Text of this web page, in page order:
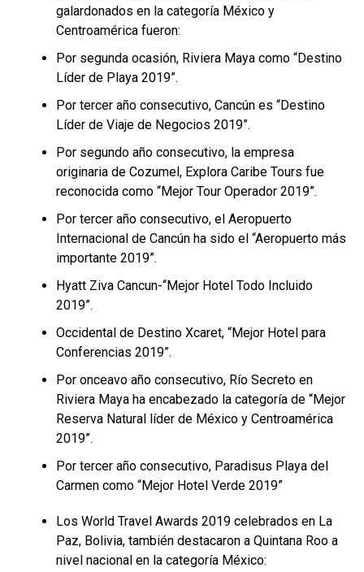
galardonados en la categoría México y
Centroamérica fueron:
Por segunda ocasión, Riviera Maya como “Destino
Líder de Playa 2019”.
Por tercer año consecutivo, Cancún es “Destino
Líder de Viaje de Negocios 2019”.
Por segundo año consecutivo, la empresa
originaria de Cozumel, Explora Caribe Tours fue
reconocida como “Mejor Tour Operador 2019”.
Por tercer año consecutivo, el Aeropuerto
Internacional de Cancún ha sido el “Aeropuerto más
importante 2019”.
Hyatt Ziva Cancun-“Mejor Hotel Todo Incluido
2019”.
Occidental de Destino Xcaret, “Mejor Hotel para
Conferencias 2019”.
Por onceavo año consecutivo, Río Secreto en
Riviera Maya ha encabezado la categoría de “Mejor
Reserva Natural líder de México y Centroamérica
2019”.
Por tercer año consecutivo, Paradisus Playa del
Carmen como “Mejor Hotel Verde 2019”
Los World Travel Awards 2019 celebrados en La
Paz, Bolivia, también destacaron a Quintana Roo a
nivel nacional en la categoría México: